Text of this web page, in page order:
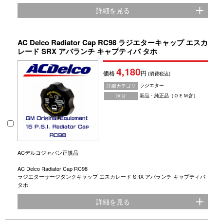
詳細を見る
AC Delco Radiator Cap RC98 ラジエターキャップ エスカ
レード SRX アバランチ キャプティバ タホ
価格4,180円(消費税込)
詳細カテゴリ
ラジエター
区分
新品・純正品（ＯＥＭ含）
ACデルコジャパン正規品
AC Delco Radiator Cap RC98
ラジエターサージタンクキャップ エスカレード SRX アバランチ キャプティバ
タホ
詳細を見る